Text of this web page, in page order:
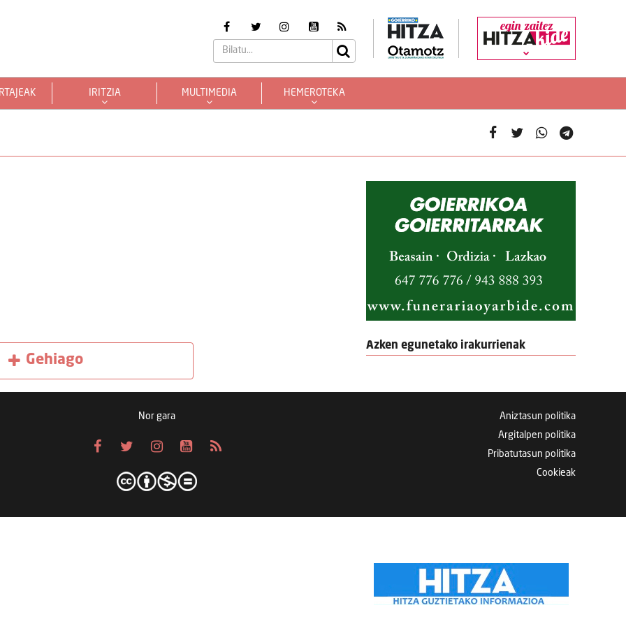
egin zaitez
IRITZIA MULTIMEDIA HEMEROTEKA
Gehiago
Azken egunetako irakurrienak
Nor gara
Aniztasun politika
Argitalpen politika
Pribatutasun politika
Cookieak